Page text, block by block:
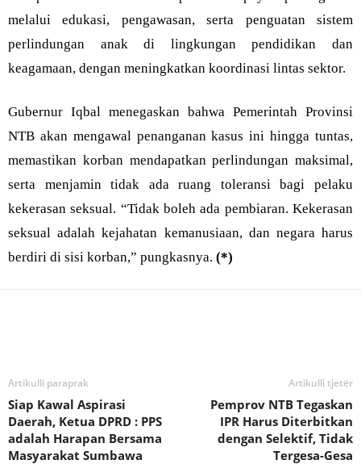
melalui edukasi, pengawasan, serta penguatan sistem
perlindungan anak di lingkungan pendidikan dan
keagamaan, dengan meningkatkan koordinasi lintas sektor.
Gubernur Iqbal menegaskan bahwa Pemerintah Provinsi
NTB akan mengawal penanganan kasus ini hingga tuntas,
memastikan korban mendapatkan perlindungan maksimal,
serta menjamin tidak ada ruang toleransi bagi pelaku
kekerasan seksual. “Tidak boleh ada pembiaran. Kekerasan
seksual adalah kejahatan kemanusiaan, dan negara harus
berdiri di sisi korban,” pungkasnya. (*)
Artikulli paraprak
Siap Kawal Aspirasi
Daerah, Ketua DPRD : PPS
adalah Harapan Bersama
Masyarakat Sumbawa
Artikulli tjetër
Pemprov NTB Tegaskan
IPR Harus Diterbitkan
dengan Selektif, Tidak
Tergesa-Gesa